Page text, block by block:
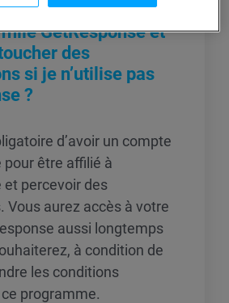
accès à mon
GetResponse et
des
si je n’utilise pas
?
d’avoir un compte
pour être affilié à
et percevoir des
Vous aurez accès à votre
aussi longtemps
à condition de
les conditions
programme.